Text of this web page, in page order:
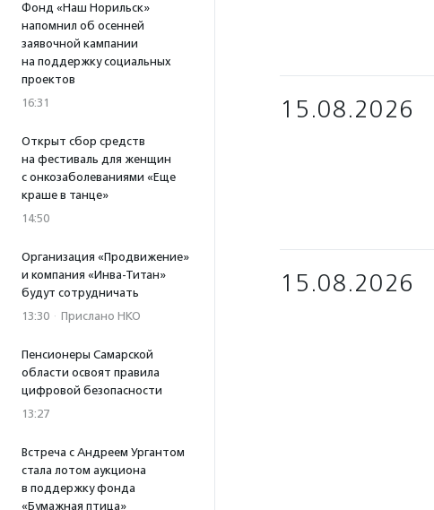
Фонд «Наш Норильск»
напомнил об осенней
заявочной кампании
на поддержку социальных
проектов
16:31
Открыт сбор средств
на фестиваль для женщин
с онкозаболеваниями «Еще
краше в танце»
14:50
Организация «Продвижение»
и компания «Инва-Титан»
будут сотрудничать
13:30 · Прислано НКО
Пенсионеры Самарской
области освоят правила
цифровой безопасности
13:27
Встреча с Андреем Ургантом
стала лотом аукциона
в поддержку фонда
«Бумажная птица»
15.08.2026
15.08.2026